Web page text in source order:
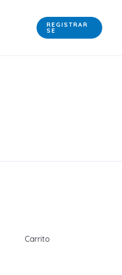
REGISTRAR
SE
Carrito